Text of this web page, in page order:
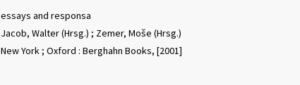
essays and responsa
Jacob, Walter (Hrsg.) ; Zemer, Moše (Hrsg.)
New York ; Oxford : Berghahn Books, [2001]